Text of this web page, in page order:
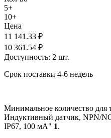
5+
10+
Цена
11 141.33 ₽
10 361.54 ₽
Доступность: 2 шт.
Срок поставки 4-6 недель
Минимальное количество для
Индуктивный датчик, NPN/
IP67, 100 мА" 1.